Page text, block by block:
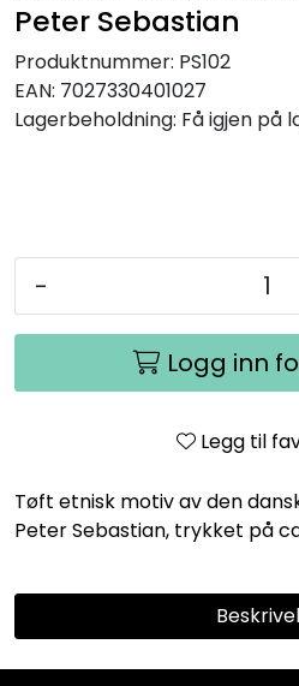
Peter Sebastian
Produktnummer: PS102
EAN: 7027330401027
Lagerbeholdning: Få igjen på
-
Logg inn
Legg til
Tøft etnisk motiv av den
Peter Sebastian, trykket på
SOMMEROUTLET